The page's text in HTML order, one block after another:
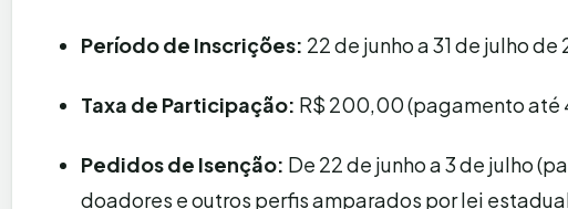
Período de Inscrições: 22 de junho a 31 de julho de
Taxa de Participação: R$ 200,00 (pagamento até
Pedidos de Isenção: De 22 de junho a 3 de julho
doadores e outros perfis amparados por lei